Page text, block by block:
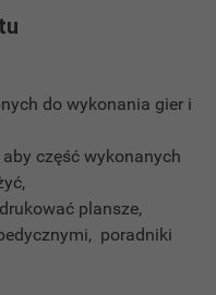
do wykonania gier i
część wykonanych
plansze,
poradniki